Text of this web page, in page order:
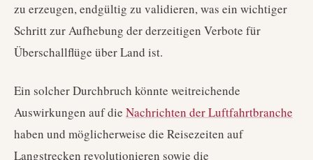
zu erzeugen, endgültig zu validieren, was ein wichtiger
Schritt zur Aufhebung der derzeitigen Verbote für
Überschallflüge über Land ist.
Ein solcher Durchbruch könnte weitreichende
Auswirkungen auf die Nachrichten der Luftfahrtbranche
haben und möglicherweise die Reisezeiten auf
Langstrecken revolutionieren sowie die